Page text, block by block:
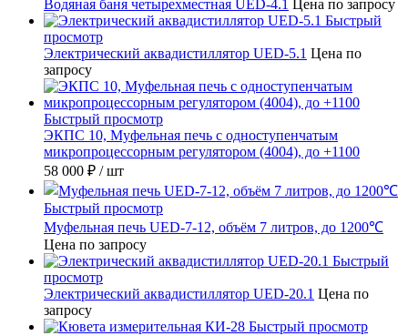
Водяная баня четырехместная UED-4.1 Цена по запросу
Быстрый
просмотр
Электрический аквадистиллятор UED-5.1 Цена по
запросу
Быстрый просмотр
ЭКПС 10, Муфельная печь с одноступенчатым
микропроцессорным регулятором (4004), до +1100
58 000 ₽ / шт
Быстрый просмотр
Муфельная печь UED-7-12, объём 7 литров, до 1200℃
Цена по запросу
Быстрый
просмотр
Электрический аквадистиллятор UED-20.1 Цена по
запросу
Быстрый просмотр